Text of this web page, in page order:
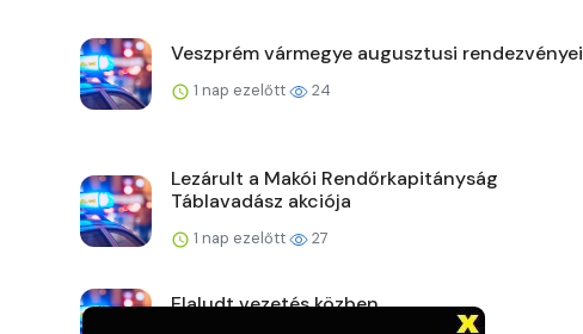
Veszprém vármegye augusztusi rendezvényei
1 nap ezelőtt 24
Lezárult a Makói Rendőrkapitányság
Táblavadász akciója
1 nap ezelőtt 27
Elaludt vezetés közben